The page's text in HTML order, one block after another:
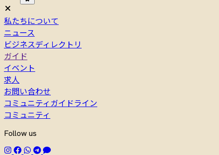
私たちについて
ニュース
ビジネスディレクトリ
ガイド
イベント
求人
お問い合わせ
コミュニティガイドライン
コミュニティ
Follow us